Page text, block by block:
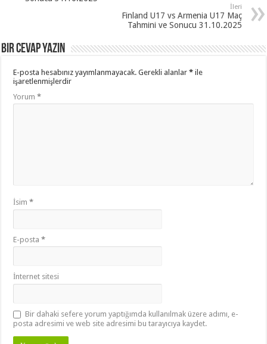
İleri
Finland U17 vs Armenia U17 Maç
Tahmini ve Sonucu 31.10.2025
Bir cevap yazın
E-posta hesabınız yayımlanmayacak. Gerekli alanlar* ile
işaretlenmişlerdir
Yorum*
İsim*
E-posta*
İnternet sitesi
Bir dahaki sefere yorum yaptığımda kullanılmak üzere adımı, e-
posta adresimi ve web site adresimi bu tarayıcıya kaydet.